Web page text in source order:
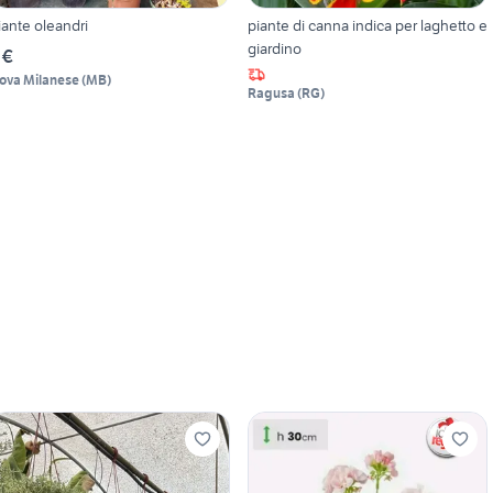
oleandri
Milanese(MB)
piante di canna indica per laghetto e
giardino
Ragusa (RG)